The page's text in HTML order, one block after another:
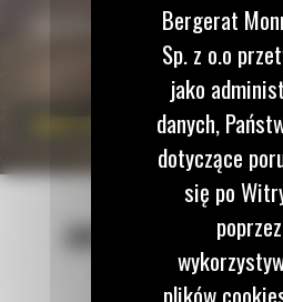
✓ Fabryczny opcjonalny system pomiaru
ZOBACZ ŁADOWARKI KOŁOWE CAT
ZAPYTAJ O
FORMULARZ
Bergerat
Sp. z o.o
jako
danych,
dotyczące
się po
poprzez
plików